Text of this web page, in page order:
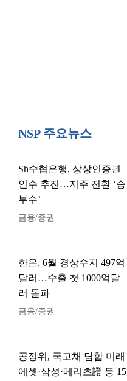
NSP 주요뉴스
Sh수협은행, 상상인증권
인수 추진…지주 전환 ‘승
부수’
금융/증권
한은, 6월 경상수지 497억
달러…수출 첫 1000억달
러 돌파
금융/증권
공정위, 국고채 담합 미래
에셋·삼성·메리츠證 등 15